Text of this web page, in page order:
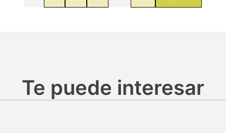
Te puede interesar